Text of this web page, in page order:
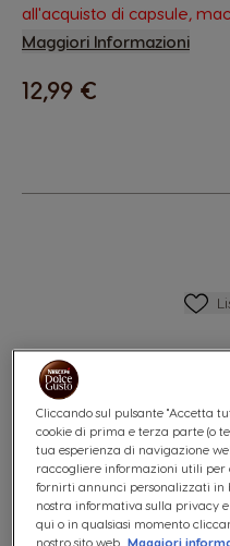
all'acquisto di capsule,
Maggiori Informazioni
12,99 €
Cliccando sul pulsante "Accetta
cookie di prima e terza parte (o
tua esperienza di navigazione
raccogliere informazioni utili per
fornirti annunci personalizzati in
nostra informativa sulla privacy
qui o in qualsiasi momento
nostro sito web. Maggiori